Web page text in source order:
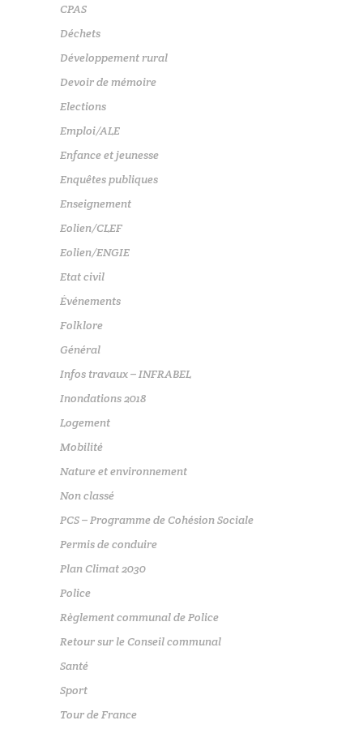
CPAS
Déchets
Développement rural
Devoir de mémoire
Elections
Emploi/ALE
Enfance et jeunesse
Enquêtes publiques
Enseignement
Eolien/CLEF
Eolien/ENGIE
Etat civil
Événements
Folklore
Général
Infos travaux – INFRABEL
Inondations 2018
Logement
Mobilité
Nature et environnement
Non classé
PCS – Programme de Cohésion Sociale
Permis de conduire
Plan Climat 2030
Police
Règlement communal de Police
Retour sur le Conseil communal
Santé
Sport
Tour de France